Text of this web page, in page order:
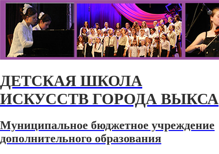
ДЕТСКАЯ ШКОЛА
ИСКУССТВ ГОРОДА ВЫКСА
Муниципальное бюджетное учреждение
дополнительного образования